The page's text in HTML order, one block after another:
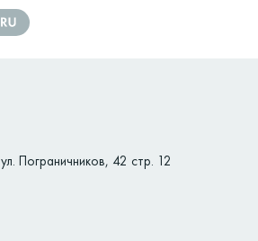
ул. Пограничников, 42 стр. 12